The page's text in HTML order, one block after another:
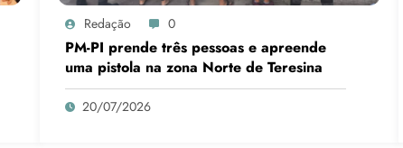
Redação 0
PM-PI prende três pessoas e apreende
uma pistola na zona Norte de Teresina
20/07/2026